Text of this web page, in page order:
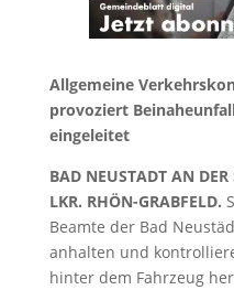
Allgemeine
provoziert
eingeleitet
BAD NEUSTADT AN DER
LKR. RHÖN-GRABFELD.
Beamte der Bad
anhalten und
hinter dem Fahrzeug